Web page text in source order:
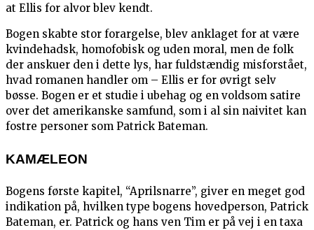
at Ellis for alvor blev kendt.
Bogen skabte stor forargelse, blev anklaget for at være
kvindehadsk, homofobisk og uden moral, men de folk
der anskuer den i dette lys, har fuldstændig misforstået,
hvad romanen handler om – Ellis er for øvrigt selv
bøsse. Bogen er et studie i ubehag og en voldsom satire
over det amerikanske samfund, som i al sin naivitet kan
fostre personer som Patrick Bateman.
KAMÆLEON
Bogens første kapitel, “Aprilsnarre”, giver en meget god
indikation på, hvilken type bogens hovedperson, Patrick
Bateman, er. Patrick og hans ven Tim er på vej i en taxa